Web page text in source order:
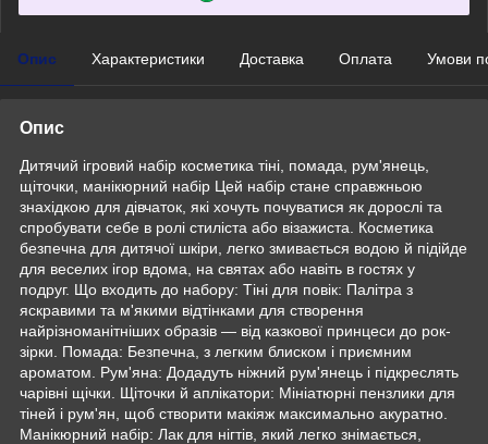
Опис Характеристики Доставка Оплата Умови
Опис
Дитячий ігровий набір косметика тіні, помада, рум'янець,
щіточки, манікюрний набір Цей набір стане справжньою
знахідкою для дівчаток, які хочуть почуватися як дорослі та
спробувати себе в ролі стиліста або візажиста. Косметика
безпечна для дитячої шкіри, легко змивається водою й підійде
для веселих ігор вдома, на святах або навіть в гостях у
подруг. Що входить до набору: Тіні для повік: Палітра з
яскравими та м'якими відтінками для створення
найрізноманітніших образів — від казкової принцеси до рок-
зірки. Помада: Безпечна, з легким блиском і приємним
ароматом. Рум'яна: Додадуть ніжний рум'янець і підкреслять
чарівні щічки. Щіточки й аплікатори: Мініатюрні пензлики для
тіней і рум'ян, щоб створити макіяж максимально акуратно.
Манікюрний набір: Лак для нігтів, який легко знімається,